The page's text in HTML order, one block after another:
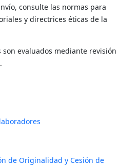
consulte las normas para
y directrices éticas de la
son evaluados mediante revisión
de Originalidad y Cesión de